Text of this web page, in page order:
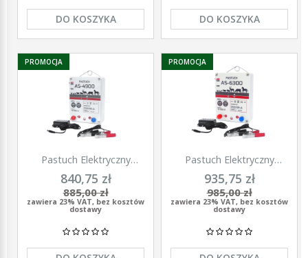
DO KOSZYKA DO KOSZYKA
Pastuch Elektryczny
Elektryzator uniwersalny
Pomelac AS-4900 4,9Jula
840,75 zł
885,00 zł
zawiera 23% VAT, bez kosztów
dostawy
PROMOCJA
Pastuch Elektryczny
Elektryzator uniwersalny
Pomelac AS-6300 6,3Jula
935,75 zł
985,00 zł
zawiera 23% VAT, bez kosztów
dostawy
PROMOCJA